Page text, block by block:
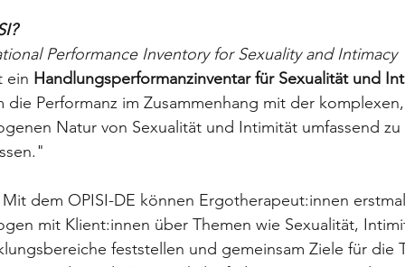
Performance Inventory for Sexuality and Intimacy
ein Handlungsperformanzinventar für Sexualität und
die Performanz im Zusammenhang mit der
Natur von Sexualität und Intimität umfassend
dem OPISI-DE können Ergotherapeut:innen
mit Klient:innen über Themen wie Sexualität,
feststellen und gemeinsam Ziele für die